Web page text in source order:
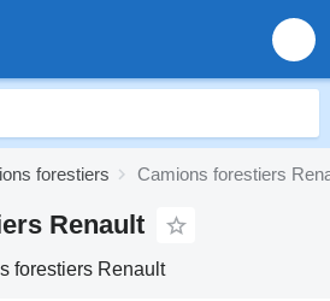
forestiers Camions forestiers
Renault
forestiers Renault